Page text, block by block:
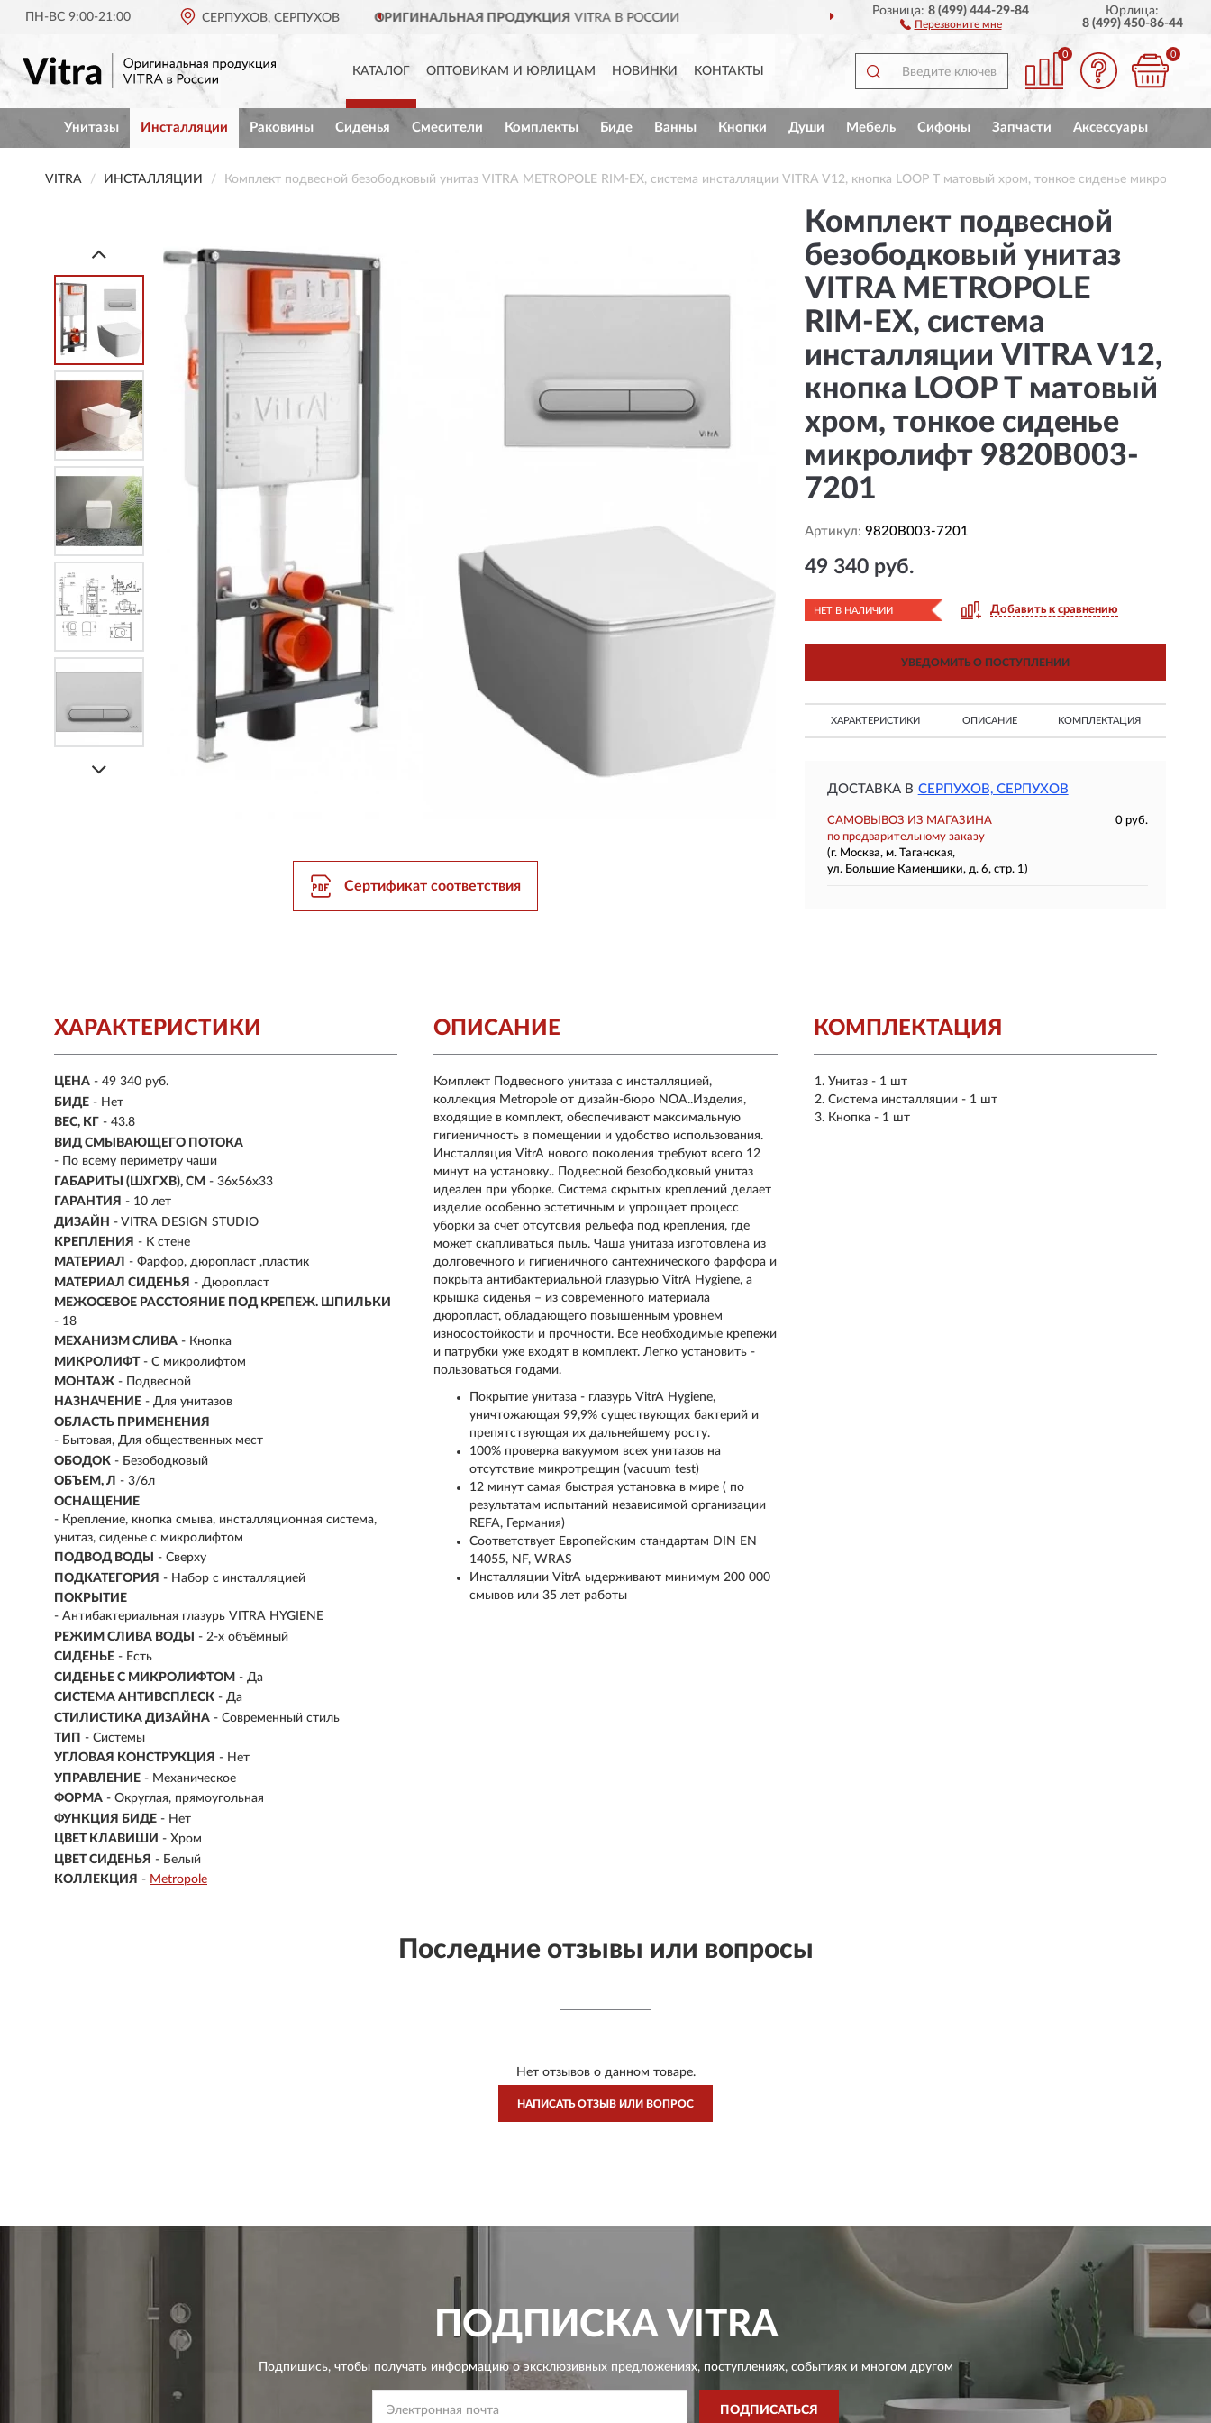
ПН-ВС 9:00-21:00 СЕРПУХОВ, СЕРПУХОВ
ОРИГИНАЛЬНАЯ ПРОДУКЦИЯVITRA В РОССИИ ДОСТАВИМ ПО ВСЕЙ РОССИИ ПОЛНЫЙ
Розница:8 (499) 444-29-84
Перезвоните мне
Юрлица:
8 (499) 450-86-44
КАТАЛОГ ОПТОВИКАМ И ЮРЛИЦАМ НОВИНКИ КОНТАКТЫ
0 0
Унитазы Инсталляции Раковины Сиденья Смесители Комплекты Биде Ванны Кнопки Души Мебель Сифоны Запчасти Аксессуары
VITRA ИНСТАЛЛЯЦИИ Комплект подвесной безободковый унитаз VITRA METROPOLE RIM-EX, система инсталляции VITRA V12, кнопка LOOP T матовый хром, тонкое сиденье микролифт
Сертификат соответствия
Комплект подвесной
безободковый унитаз
VITRA METROPOLE
RIM-EX, система
инсталляции VITRA V12,
кнопка LOOP T матовый
хром, тонкое сиденье
микролифт 9820B003-
7201
Артикул: 9820B003-7201
49 340 руб.
НЕТ В НАЛИЧИИ Добавить к сравнению
УВЕДОМИТЬ О ПОСТУПЛЕНИИ
ХАРАКТЕРИСТИКИ ОПИСАНИЕ КОМПЛЕКТАЦИЯ
ДОСТАВКА В СЕРПУХОВ, СЕРПУХОВ
САМОВЫВОЗ ИЗ МАГАЗИНА
0 руб.
по предварительному заказу
(г. Москва, м. Таганская,
ул. Большие Каменщики, д. 6, стр. 1)
ХАРАКТЕРИСТИКИ
ЦЕНА - 49 340 руб.
БИДЕ - Нет
ВЕС, КГ - 43.8
ВИД СМЫВАЮЩЕГО ПОТОКА
- По всему периметру чаши
ГАБАРИТЫ (ШХГХВ), СМ - 36х56х33
ГАРАНТИЯ - 10 лет
ДИЗАЙН - VITRA DESIGN STUDIO
КРЕПЛЕНИЯ - К стене
МАТЕРИАЛ - Фарфор, дюропласт ,пластик
МАТЕРИАЛ СИДЕНЬЯ - Дюропласт
МЕЖОСЕВОЕ РАССТОЯНИЕ ПОД КРЕПЕЖ. ШПИЛЬКИ
- 18
МЕХАНИЗМ СЛИВА - Кнопка
МИКРОЛИФТ - С микролифтом
МОНТАЖ -
Подвесной
НАЗНАЧЕНИЕ - Для унитазов
ОБЛАСТЬ ПРИМЕНЕНИЯ
- Бытовая, Для общественных мест
ОБОДОК - Безободковый
ОБЪЕМ, Л - 3/6л
ОСНАЩЕНИЕ
- Крепление, кнопка смыва, инсталляционная система,
унитаз, сиденье с микролифтом
ПОДВОД ВОДЫ
- Сверху
ПОДКАТЕГОРИЯ - Набор с инсталляцией
ПОКРЫТИЕ
- Антибактериальная глазурь VITRA HYGIENE
РЕЖИМ СЛИВА ВОДЫ
- 2-х объёмный
СИДЕНЬЕ - Есть
СИДЕНЬЕ С МИКРОЛИФТОМ - Да
СИСТЕМА АНТИВСПЛЕСК - Да
СТИЛИСТИКА ДИЗАЙНА - Современный стиль
ТИП - Системы
УГЛОВАЯ КОНСТРУКЦИЯ - Нет
УПРАВЛЕНИЕ - Механическое
ФОРМА - Округлая, прямоугольная
ФУНКЦИЯ БИДЕ - Нет
ЦВЕТ КЛАВИШИ - Хром
ЦВЕТ СИДЕНЬЯ - Белый
КОЛЛЕКЦИЯ - Metropole
КОМПЛЕКТАЦИЯ
Унитаз - 1 шт
Система инсталляции - 1 шт
Кнопка - 1 шт
ОПИСАНИЕ
Комплект Подвесного унитаза с инсталляцией,
коллекция Metropole от дизайн-бюро NOA..Изделия,
входящие в комплект, обеспечивают максимальную
гигиеничность в помещении и удобство использования.
Инсталляция VitrA нового поколения требуют всего 12
минут на установку.. Подвесной безободковый унитаз
идеален при уборке. Система скрытых креплений делает
изделие особенно эстетичным и упрощает процесс
уборки за счет отсутсвия рельефа под крепления, где
может скапливаться пыль. Чаша унитаза изготовлена из
долговечного и гигиеничного сантехнического фарфора и
покрыта антибактериальной глазурью VitrA Hygiene, а
крышка сиденья – из современного материала
дюропласт, обладающего повышенным уровнем
износостойкости и прочности. Все необходимые крепежи
и патрубки уже входят в комплект. Легко установить -
пользоваться годами.
Покрытие унитаза - глазурь VitrA Hygiene,
уничтожающая 99,9% существующих бактерий и
препятствующая их дальнейшему росту.
100% проверка вакуумом всех унитазов на
отсутствие микротрещин (vacuum test)
12 минут самая быстрая установка в мире ( по
результатам испытаний независимой организации
REFA, Германия)
Соответствует Европейским стандартам DIN EN
14055, NF, WRAS
Инсталляции VitrA ыдерживают минимум 200 000
смывов или 35 лет работы
Последние отзывы или вопросы
Нет отзывов о данном товаре.
НАПИСАТЬ ОТЗЫВ ИЛИ ВОПРОС
ПОДПИСКАVITRA
Подпишись, чтобы получать информацию о эксклюзивных предложениях,поступлениях, событиях и многом другом
ПОДПИСАТЬСЯ